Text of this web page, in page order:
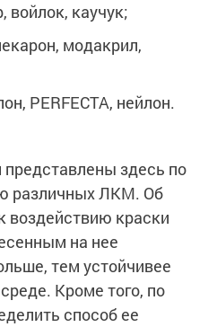
каучук;
модакрил,
PERFECTA, нейлон.
здесь по
различных ЛКМ. Об
воздействию краски
на нее
тем устойчивее
Кроме того, по
способ ее